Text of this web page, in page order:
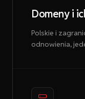
Domeny i
Polskie i
odnowienia,